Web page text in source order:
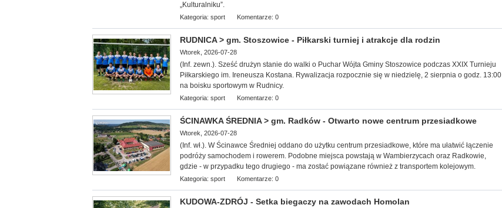
„Kulturalniku”.
Kategoria: sport Komentarze: 0
RUDNICA > gm. Stoszowice - Piłkarski turniej i atrakcje dla rodzin
Wtorek, 2026-07-28
(Inf. zewn.). Sześć drużyn stanie do walki o Puchar Wójta Gminy Stoszowice podczas XXIX Turnieju
Piłkarskiego im. Ireneusza Kostana. Rywalizacja rozpocznie się w niedzielę, 2 sierpnia o godz. 13:00
na boisku sportowym w Rudnicy.
Kategoria: sport Komentarze: 0
ŚCINAWKA ŚREDNIA > gm. Radków - Otwarto nowe centrum przesiadkowe
Wtorek, 2026-07-28
(Inf. wł.). W Ścinawce Średniej oddano do użytku centrum przesiadkowe, które ma ułatwić łączenie
podróży samochodem i rowerem. Podobne miejsca powstają w Wambierzycach oraz Radkowie,
gdzie - w przypadku tego drugiego - ma zostać powiązane również z transportem kolejowym.
Kategoria: sport Komentarze: 0
KUDOWA-ZDRÓJ - Setka biegaczy na zawodach Homolan